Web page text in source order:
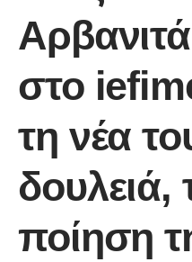
στο
τη νέα
δουλειά,
ποίηση